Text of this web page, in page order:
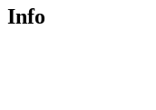
Info